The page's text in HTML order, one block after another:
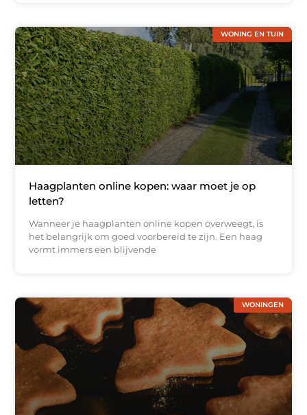
WONING EN TUIN
Haagplanten online kopen: waar moet je op
letten?
Wanneer je haagplanten online kopen overweegt, is
het belangrijk om goed voorbereid te zijn. Een haag
vormt immers een blijvende
WONINGEN